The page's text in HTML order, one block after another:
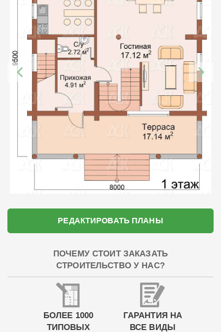
РЕДАКТИРОВАТЬ ПЛАНЫ
ПОЧЕМУ СТОИТ ЗАКАЗАТЬ
СТРОИТЕЛЬСТВО У НАС?
БОЛЕЕ 1000
ТИПОВЫХ
ГАРАНТИЯ НА
ВСЕ ВИДЫ